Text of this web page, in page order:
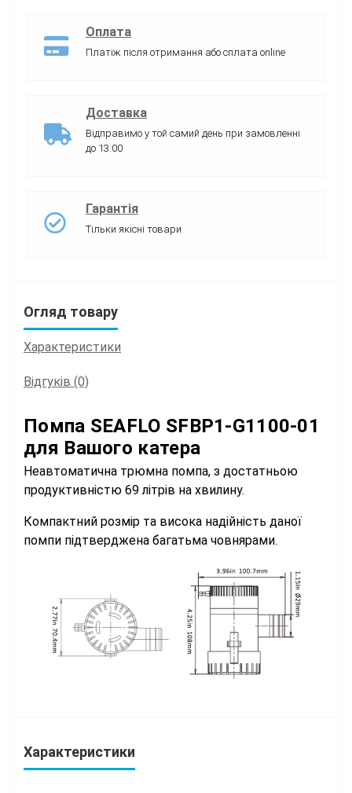
Оплата
Платіж після отримання або сплата online
Доставка
Відправимо у той самий день при замовленні
до 13:00
Гарантія
Тільки якісні товари
Огляд товару
Характеристики
Відгуків (0)
Помпа SEAFLO SFBP1-G1100-01
для Вашого катера
Неавтоматична трюмна помпа, з достатньою
продуктивністю 69 літрів на хвилину.
Компактний розмір та висока надійність даної
помпи підтверджена багатьма човнярами.
Характеристики